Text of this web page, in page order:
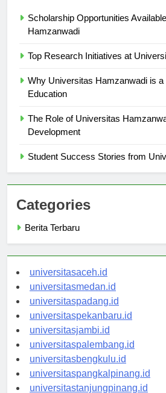
Scholarship Opportunities
Why Universitas Hamzanwadi is a
The Role of Universitas
Categories
universitasaceh.id
universitasmedan.id
universitaspadang.id
universitaspekanbaru.id
universitasjambi.id
universitaspalembang.id
universitasbengkulu.id
universitaspangkalpinang.id